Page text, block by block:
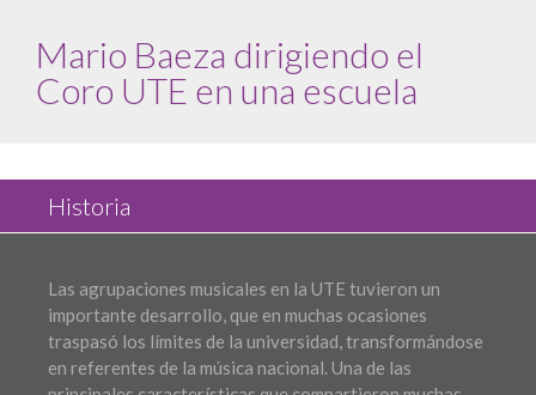
Mario Baeza dirigiendo el
Coro UTE en una escuela
Historia
Las agrupaciones musicales en la UTE tuvieron un
importante desarrollo, que en muchas ocasiones
traspasó los límites de la universidad, transformándose
en referentes de la música nacional. Una de las